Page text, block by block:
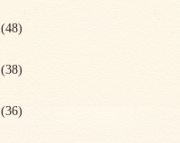
(48)
(38)
(36)